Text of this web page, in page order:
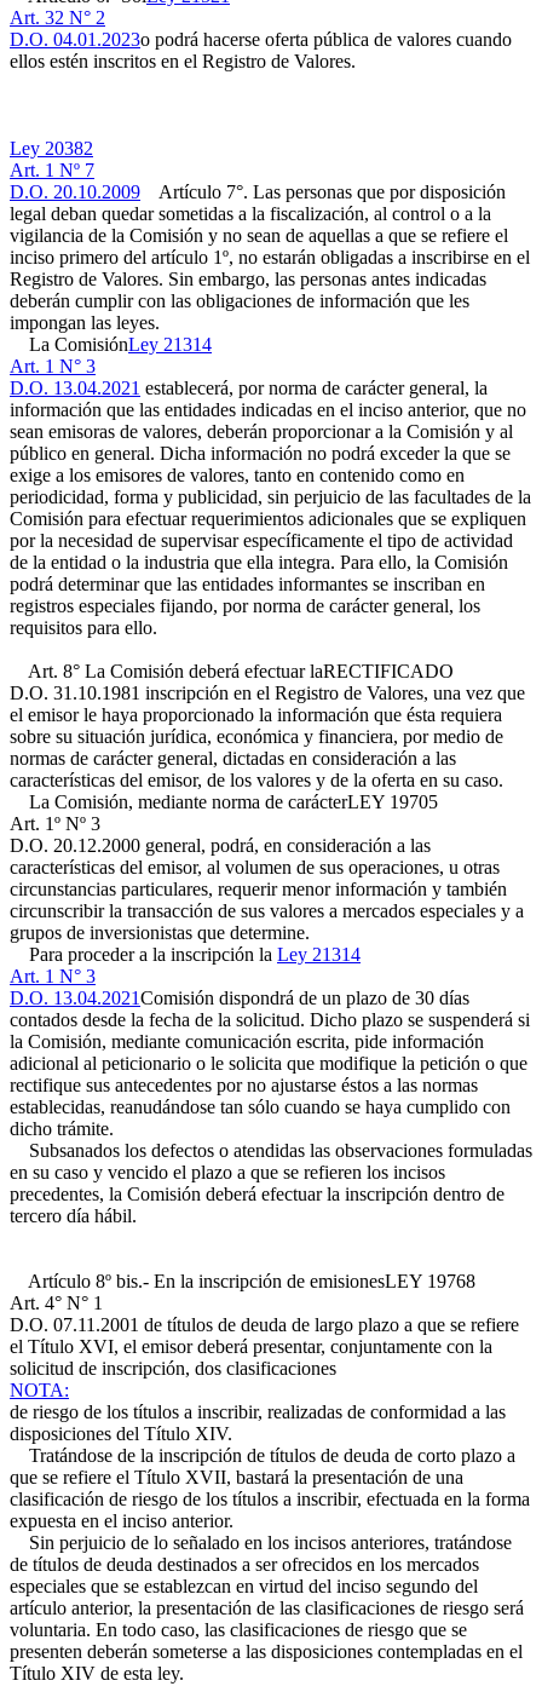
Art. 32 N° 2
D.O. 04.01.2023o podrá hacerse oferta pública de valores cuando
ellos estén inscritos en el Registro de Valores.
Ley 20382
Art. 1 Nº 7
D.O. 20.10.2009 Artículo 7°. Las personas que por disposición
legal deban quedar sometidas a la fiscalización, al control o a la
vigilancia de la Comisión y no sean de aquellas a que se refiere el
inciso primero del artículo 1º, no estarán obligadas a inscribirse en el
Registro de Valores. Sin embargo, las personas antes indicadas
deberán cumplir con las obligaciones de información que les
impongan las leyes.
La ComisiónLey 21314
Art. 1 N° 3
D.O. 13.04.2021 establecerá, por norma de carácter general, la
información que las entidades indicadas en el inciso anterior, que no
sean emisoras de valores, deberán proporcionar a la Comisión y al
público en general. Dicha información no podrá exceder la que se
exige a los emisores de valores, tanto en contenido como en
periodicidad, forma y publicidad, sin perjuicio de las facultades de la
Comisión para efectuar requerimientos adicionales que se expliquen
por la necesidad de supervisar específicamente el tipo de actividad
de la entidad o la industria que ella integra. Para ello, la Comisión
podrá determinar que las entidades informantes se inscriban en
registros especiales fijando, por norma de carácter general, los
requisitos para ello.
Art. 8° La Comisión deberá efectuar laRECTIFICADO
D.O. 31.10.1981 inscripción en el Registro de Valores, una vez que
el emisor le haya proporcionado la información que ésta requiera
sobre su situación jurídica, económica y financiera, por medio de
normas de carácter general, dictadas en consideración a las
características del emisor, de los valores y de la oferta en su caso.
La Comisión, mediante norma de carácterLEY 19705
Art. 1º Nº 3
D.O. 20.12.2000 general, podrá, en consideración a las
características del emisor, al volumen de sus operaciones, u otras
circunstancias particulares, requerir menor información y también
circunscribir la transacción de sus valores a mercados especiales y a
grupos de inversionistas que determine.
Para proceder a la inscripción la Ley 21314
Art. 1 N° 3
D.O. 13.04.2021Comisión dispondrá de un plazo de 30 días
contados desde la fecha de la solicitud. Dicho plazo se suspenderá si
la Comisión, mediante comunicación escrita, pide información
adicional al peticionario o le solicita que modifique la petición o que
rectifique sus antecedentes por no ajustarse éstos a las normas
establecidas, reanudándose tan sólo cuando se haya cumplido con
dicho trámite.
Subsanados los defectos o atendidas las observaciones formuladas
en su caso y vencido el plazo a que se refieren los incisos
precedentes, la Comisión deberá efectuar la inscripción dentro de
tercero día hábil.
Artículo 8º bis.- En la inscripción de emisionesLEY 19768
Art. 4° N° 1
D.O. 07.11.2001 de títulos de deuda de largo plazo a que se refiere
el Título XVI, el emisor deberá presentar, conjuntamente con la
solicitud de inscripción, dos clasificaciones
NOTA:
de riesgo de los títulos a inscribir, realizadas de conformidad a las
disposiciones del Título XIV.
Tratándose de la inscripción de títulos de deuda de corto plazo a
que se refiere el Título XVII, bastará la presentación de una
clasificación de riesgo de los títulos a inscribir, efectuada en la forma
expuesta en el inciso anterior.
Sin perjuicio de lo señalado en los incisos anteriores, tratándose
de títulos de deuda destinados a ser ofrecidos en los mercados
especiales que se establezcan en virtud del inciso segundo del
artículo anterior, la presentación de las clasificaciones de riesgo será
voluntaria. En todo caso, las clasificaciones de riesgo que se
presenten deberán someterse a las disposiciones contempladas en el
Título XIV de esta ley.